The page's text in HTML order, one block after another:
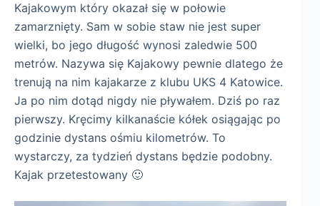
Kajakowym który okazał się w połowie
zamarznięty. Sam w sobie staw nie jest super
wielki, bo jego długość wynosi zaledwie 500
metrów. Nazywa się Kajakowy pewnie dlatego że
trenują na nim kajakarze z klubu UKS 4 Katowice.
Ja po nim dotąd nigdy nie pływałem. Dziś po raz
pierwszy. Kręcimy kilkanaście kółek osiągając po
godzinie dystans ośmiu kilometrów. To
wystarczy, za tydzień dystans będzie podobny.
Kajak przetestowany 🙂